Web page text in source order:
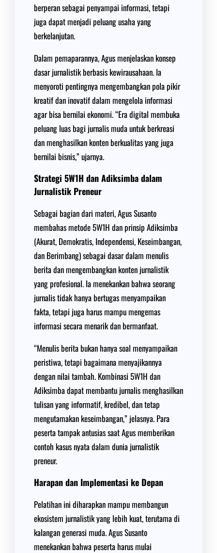
berperan sebagai penyampai informasi, tetapi
juga dapat menjadi peluang usaha yang
berkelanjutan.
Dalam pemaparannya, Agus menjelaskan konsep
dasar jurnalistik berbasis kewirausahaan. Ia
menyoroti pentingnya mengembangkan pola pikir
kreatif dan inovatif dalam mengelola informasi
agar bisa bernilai ekonomi. “Era digital membuka
peluang luas bagi jurnalis muda untuk berkreasi
dan menghasilkan konten berkualitas yang juga
bernilai bisnis,” ujarnya.
Strategi 5W1H dan Adiksimba dalam
Jurnalistik Preneur
Sebagai bagian dari materi, Agus Susanto
membahas metode 5W1H dan prinsip Adiksimba
(Akurat, Demokratis, Independensi, Keseimbangan,
dan Berimbang) sebagai dasar dalam menulis
berita dan mengembangkan konten jurnalistik
yang profesional. Ia menekankan bahwa seorang
jurnalis tidak hanya bertugas menyampaikan
fakta, tetapi juga harus mampu mengemas
informasi secara menarik dan bermanfaat.
“Menulis berita bukan hanya soal menyampaikan
peristiwa, tetapi bagaimana menyajikannya
dengan nilai tambah. Kombinasi 5W1H dan
Adiksimba dapat membantu jurnalis menghasilkan
tulisan yang informatif, kredibel, dan tetap
mengutamakan keseimbangan,” jelasnya. Para
peserta tampak antusias saat Agus memberikan
contoh kasus nyata dalam dunia jurnalistik
preneur.
Harapan dan Implementasi ke Depan
Pelatihan ini diharapkan mampu membangun
ekosistem jurnalistik yang lebih kuat, terutama di
kalangan generasi muda. Agus Susanto
menekankan bahwa peserta harus mulai